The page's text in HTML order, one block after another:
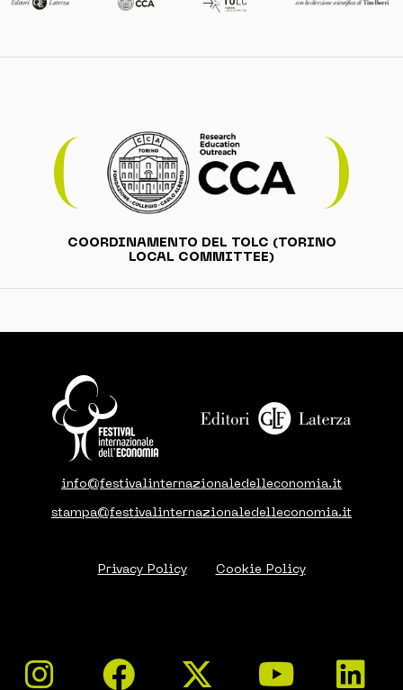
COORDINAMENTO DEL TOLC (TORINO
LOCAL COMMITTEE)
info@festivalinternazionaledelleconomia.it
stampa@festivalinternazionaledelleconomia.it
Privacy Policy Cookie Policy